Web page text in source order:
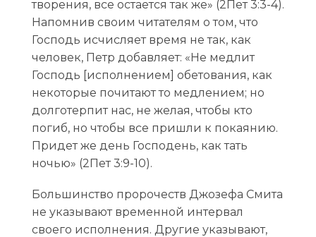
творения, все остается так же» (2Пет 3:3-4).
Напомнив своим читателям о том, что
Господь исчисляет время не так, как
человек, Петр добавляет: «Не медлит
Господь [исполнением] обетования, как
некоторые почитают то медлением; но
долготерпит нас, не желая, чтобы кто
погиб, но чтобы все пришли к покаянию.
Придет же день Господень, как тать
ночью» (2Пет 3:9-10).
Большинство пророчеств Джозефа Смита
не указывают временной интервал
своего исполнения. Другие указывают,